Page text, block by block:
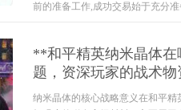
前的准备工作,成功交易始于充分准
**和平精英纳米晶体
题，资深玩家的战术
纳米晶体的核心战略意义在和平